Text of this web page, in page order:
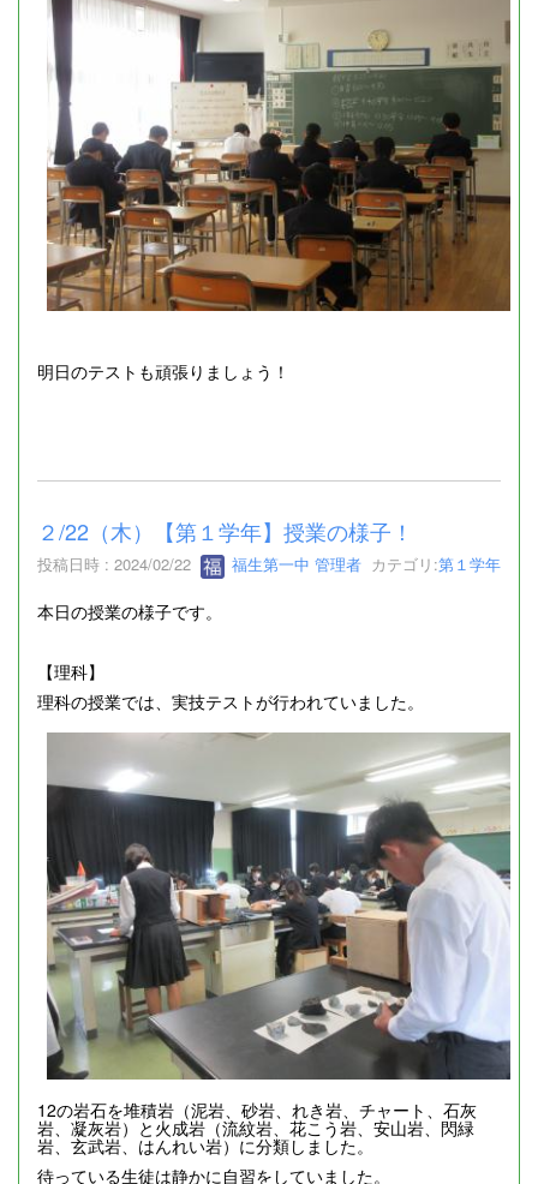
明日のテストも頑張りましょう！
２/22（木）【第１学年】授業の様子！
投稿日時 : 2024/02/22 福生第一中 管理者 カテゴリ:第１学年
本日の授業の様子です。
【理科】
理科の授業では、実技テストが行われていました。
12の岩石を堆積岩（泥岩、砂岩、れき岩、チャート、石灰
岩、凝灰岩）と火成岩（流紋岩、花こう岩、安山岩、閃緑
岩、玄武岩、はんれい岩）に分類しました。
待っている生徒は静かに自習をしていました。